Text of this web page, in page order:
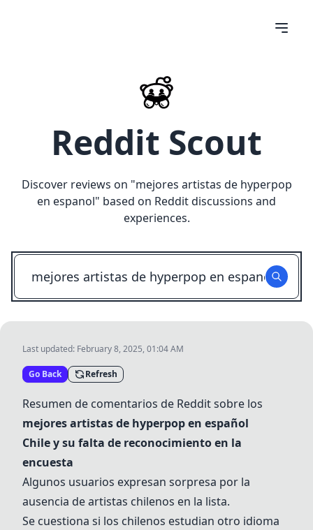
Reddit Scout
Discover reviews on "mejores artistas de hyperpop
en espanol" based on Reddit discussions and
experiences.
Last updated: February 8, 2025, 01:04 AM
Go Back Refresh
Resumen de comentarios de Reddit sobre los
mejores artistas de hyperpop en español
Chile y su falta de reconocimiento en la
encuesta
Algunos usuarios expresan sorpresa por la
ausencia de artistas chilenos en la lista.
Se cuestiona si los chilenos estudian otro idioma